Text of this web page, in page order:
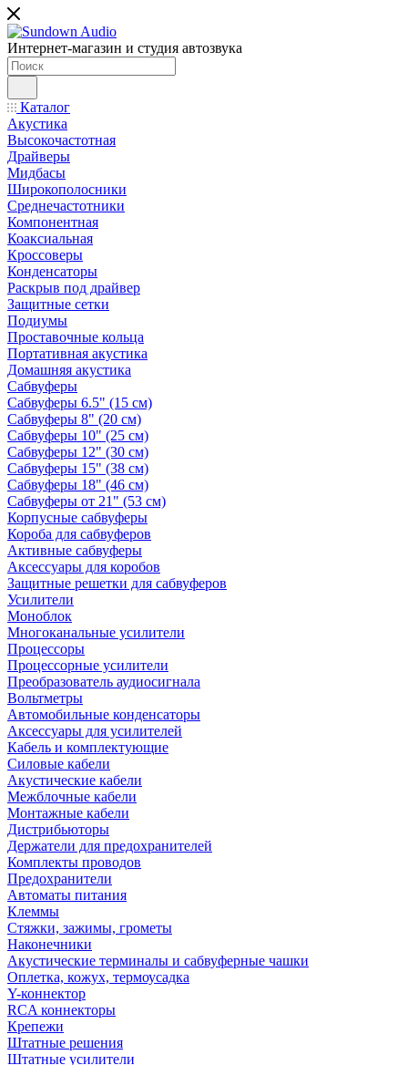
Интернет-магазин и студия автозвука
Каталог
Акустика
Высокочастотная
Драйверы
Мидбасы
Широкополосники
Среднечастотники
Компонентная
Коаксиальная
Кроссоверы
Конденсаторы
Раскрыв под драйвер
Защитные сетки
Подиумы
Проставочные кольца
Портативная акустика
Домашняя акустика
Сабвуферы
Сабвуферы 6.5" (15 см)
Сабвуферы 8" (20 см)
Сабвуферы 10" (25 см)
Сабвуферы 12" (30 см)
Сабвуферы 15" (38 см)
Сабвуферы 18" (46 см)
Сабвуферы от 21" (53 см)
Корпусные сабвуферы
Короба для сабвуферов
Активные сабвуферы
Аксессуары для коробов
Защитные решетки для сабвуферов
Усилители
Моноблок
Многоканальные усилители
Процессоры
Процессорные усилители
Преобразователь аудиосигнала
Вольтметры
Автомобильные конденсаторы
Аксессуары для усилителей
Кабель и комплектующие
Силовые кабели
Акустические кабели
Межблочные кабели
Монтажные кабели
Дистрибьюторы
Держатели для предохранителей
Комплекты проводов
Предохранители
Автоматы питания
Клеммы
Стяжки, зажимы, грометы
Наконечники
Акустические терминалы и сабвуферные чашки
Оплетка, кожух, термоусадка
Y-коннектор
RCA коннекторы
Крепежи
Штатные решения
Штатные усилители